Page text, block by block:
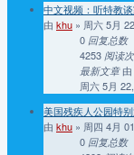
中文视频：听特教
由 khu » 周六 5月
0 回复总数
4253 阅读
最新文章 由
周六 5月
美国残疾人公园特
由 khu » 周四 4月
0 回复总数